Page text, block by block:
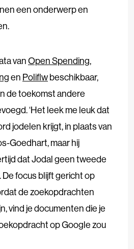
een onderwerp en
vanOpen Spending,
en Poliflwbeschikbaar,
de toekomst andere
‘Het leek me leuk dat
jodelen krijgt, in plaats van
Goedhart, maar hij
dat Jodal geen tweede
focus blijft gericht op
de zoekopdrachten
vind je documenten die je
op Google zou